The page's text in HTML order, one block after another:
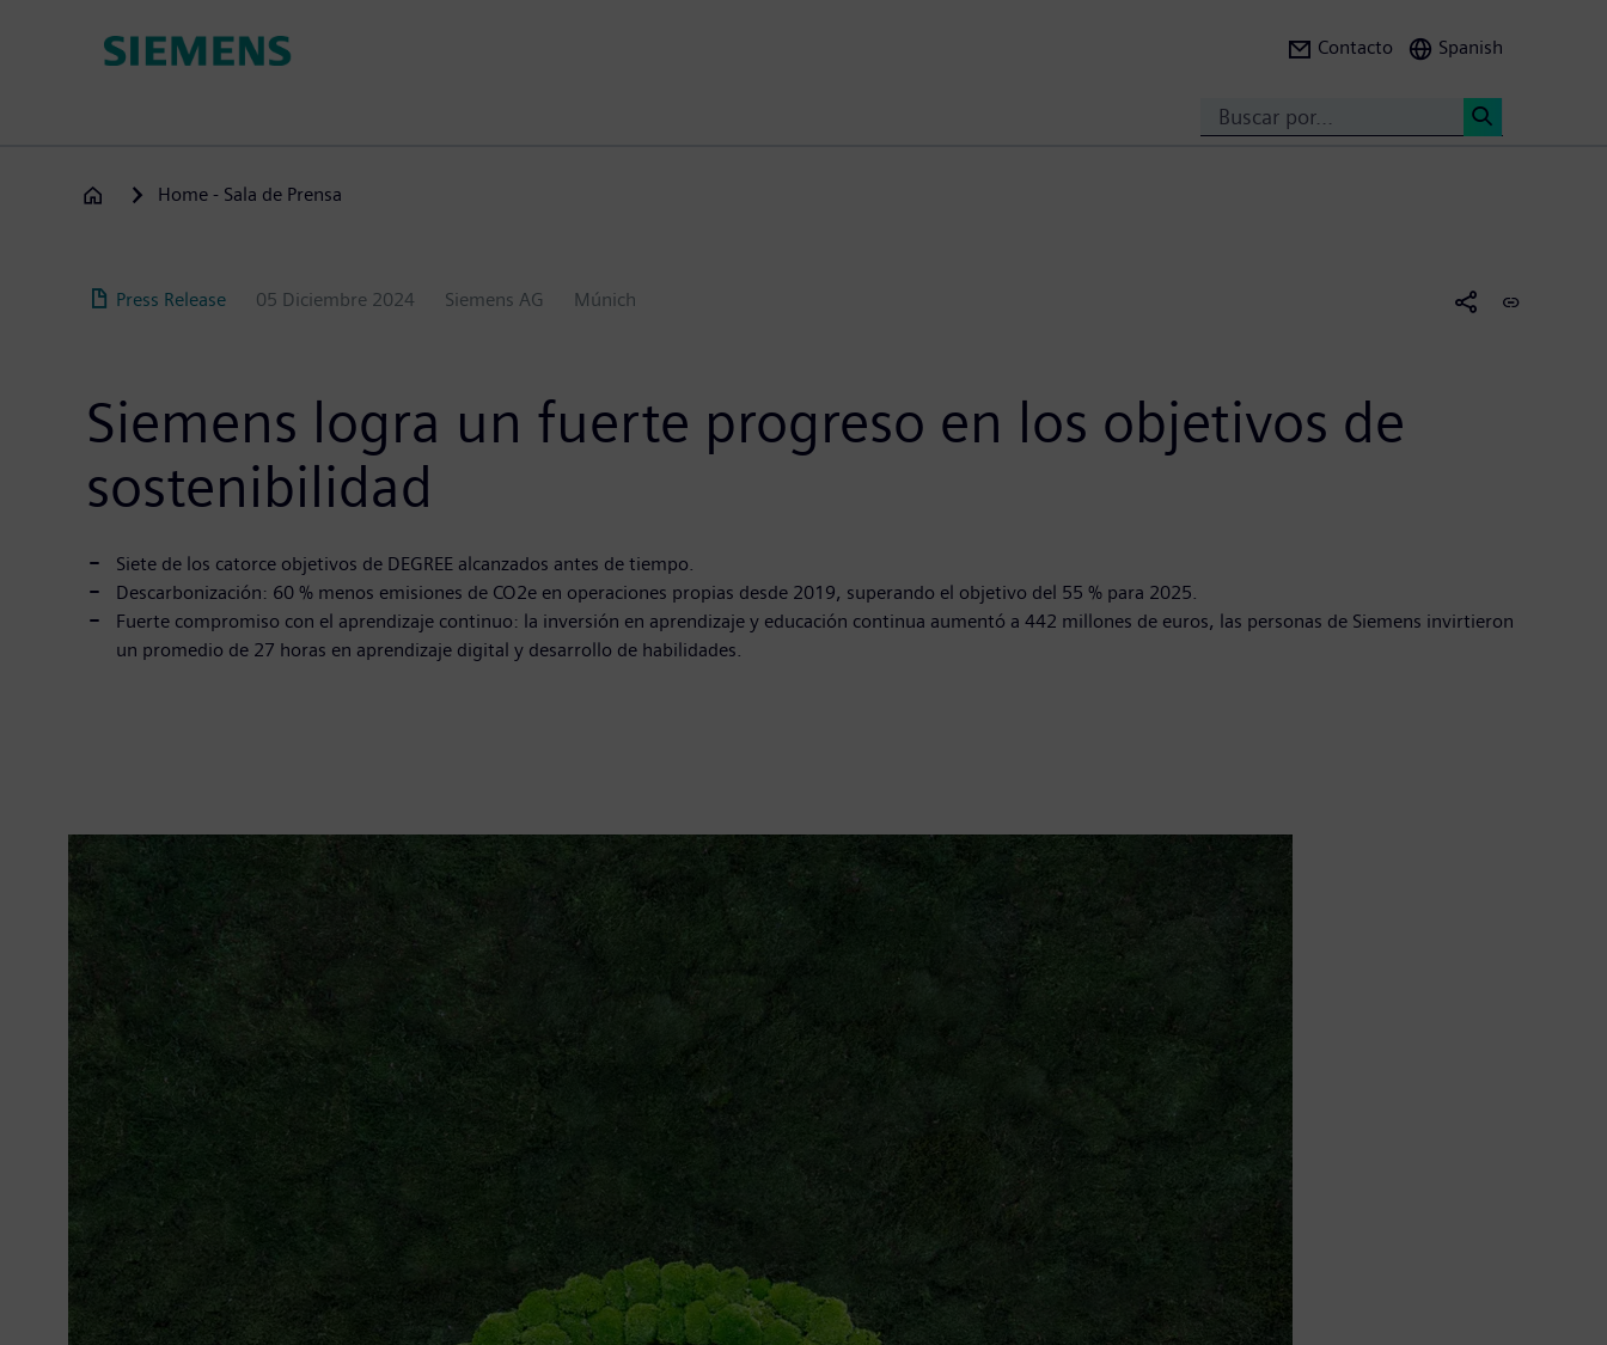
Contacto Spanish
Home - Sala de Prensa
Press Release 05 Diciembre 2024 Siemens AG Múnich
Siemens logra un fuerte progreso en los objetivos de
sostenibilidad
Siete de los catorce objetivos de DEGREE alcanzados antes de tiempo.
Descarbonización: 60 % menos emisiones de CO2e en operaciones propias desde 2019, superando el objetivo del 55 % para 2025.
Fuerte compromiso con el aprendizaje continuo: la inversión en aprendizaje y educación continua aumentó a 442 millones de euros, las personas de Siemens invirtieron
un promedio de 27 horas en aprendizaje digital y desarrollo de habilidades.